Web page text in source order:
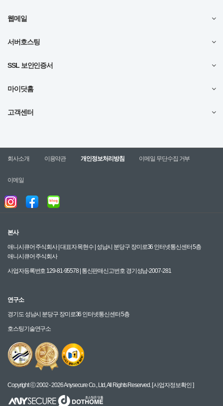
웹메일
서버호스팅
SSL 보안인증서
마이닷홈
고객센터
회사소개 이용약관 개인정보처리방침 이메일 무단수집 거부
이메일
본사
애니시큐어 주식회사 | 대표자 목현수 | 성남시 분당구 장미로36 인터넷통신센터 5층
애니시큐어 주식회사
사업자등록번호 129-81-95578 | 통신판매신고번호 경기성남-2007-281
연구소
경기도 성남시 분당구 장미로36 인터넷통신센터 5층
호스팅기술연구소
Copyright ⓒ 2002 - 2026 Anysecure Co., Ltd, All Rights Reserved. [ 사업자정보확인 ]